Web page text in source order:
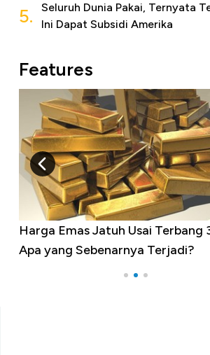
5.
Seluruh Dunia Pakai, Ternyata
Ini Dapat Subsidi Amerika
Features
Harga Emas Jatuh Usai Terbang
Apa yang Sebenarnya Terjadi?